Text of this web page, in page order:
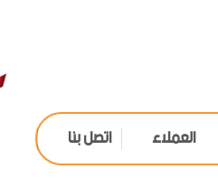
العملاء اتصل بنا